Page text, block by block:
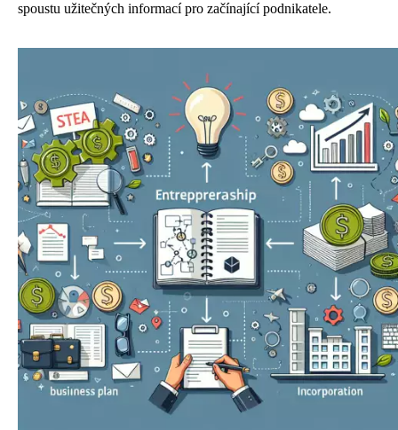
spoustu užitečných informací pro začínající podnikatele.